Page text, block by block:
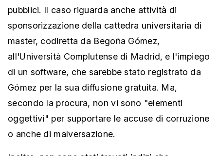
pubblici. Il caso riguarda anche attività di
sponsorizzazione della cattedra universitaria di
master, codiretta da Begoña Gómez,
all'Università Complutense di Madrid, e l'impiego
di un software, che sarebbe stato registrato da
Gómez per la sua diffusione gratuita. Ma,
secondo la procura, non vi sono "elementi
oggettivi" per supportare le accuse di corruzione
o anche di malversazione.